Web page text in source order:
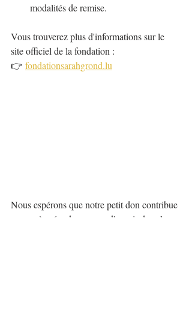
modalités de remise.
Vous trouverez plus d'informations sur le
site officiel de la fondation :
👉 fondationsarahgrond.lu
Nous espérons que notre petit don contribue
un peu à créer des rayons d'espoir dans les